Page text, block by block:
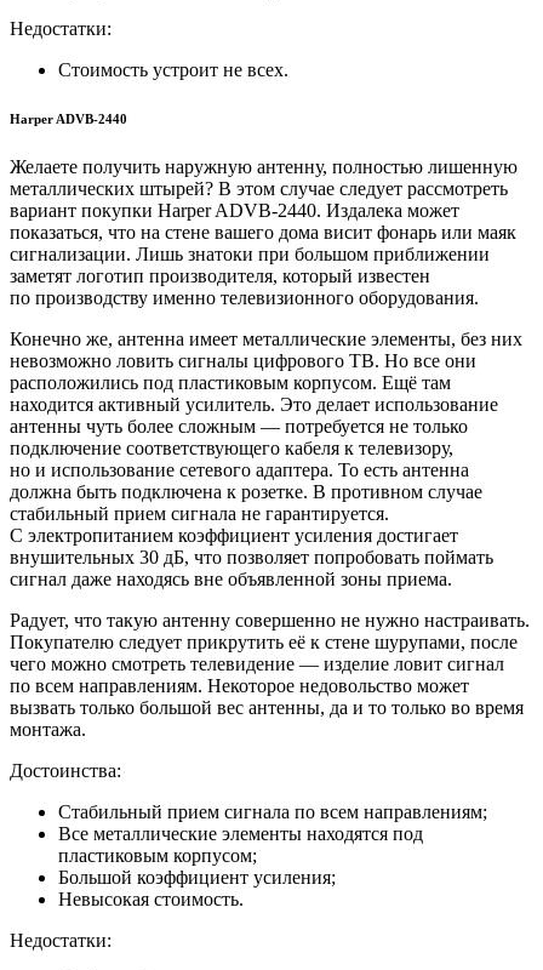
Недостатки:
Стоимость устроит не всех.
Harper ADVB-2440
Желаете получить наружную антенну, полностью лишенную
металлических штырей? В этом случае следует рассмотреть
вариант покупки Harper ADVB-2440. Издалека может
показаться, что на стене вашего дома висит фонарь или маяк
сигнализации. Лишь знатоки при большом приближении
заметят логотип производителя, который известен
по производству именно телевизионного оборудования.
Конечно же, антенна имеет металлические элементы, без них
невозможно ловить сигналы цифрового ТВ. Но все они
расположились под пластиковым корпусом. Ещё там
находится активный усилитель. Это делает использование
антенны чуть более сложным — потребуется не только
подключение соответствующего кабеля к телевизору,
но и использование сетевого адаптера. То есть антенна
должна быть подключена к розетке. В противном случае
стабильный прием сигнала не гарантируется.
С электропитанием коэффициент усиления достигает
внушительных 30 дБ, что позволяет попробовать поймать
сигнал даже находясь вне объявленной зоны приема.
Радует, что такую антенну совершенно не нужно настраивать.
Покупателю следует прикрутить её к стене шурупами, после
чего можно смотреть телевидение — изделие ловит сигнал
по всем направлениям. Некоторое недовольство может
вызвать только большой вес антенны, да и то только во время
монтажа.
Достоинства:
Стабильный прием сигнала по всем направлениям;
Все металлические элементы находятся под
пластиковым корпусом;
Большой коэффициент усиления;
Невысокая стоимость.
Недостатки: